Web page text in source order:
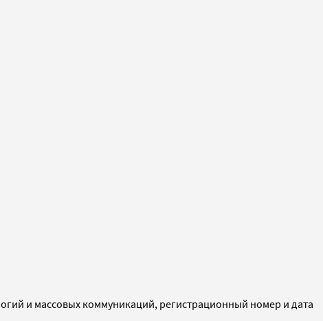
и массовых коммуникаций, регистрационный номер и дата